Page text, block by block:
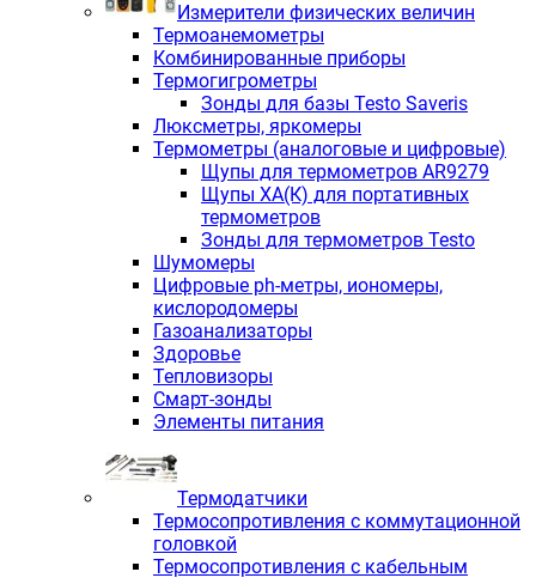
Измерители физических величин
Термоанемометры
Комбинированные приборы
Термогигрометры
Зонды для базы Testo Saveris
Люксметры, яркомеры
Термометры (аналоговые и цифровые)
Щупы для термометров AR9279
Щупы ХА(К) для портативных
термометров
Зонды для термометров Testo
Шумомеры
Цифровые ph-метры, иономеры,
кислородомеры
Газоанализаторы
Здоровье
Тепловизоры
Смарт-зонды
Элементы питания
Термодатчики
Термосопротивления с коммутационной
головкой
Термосопротивления с кабельным